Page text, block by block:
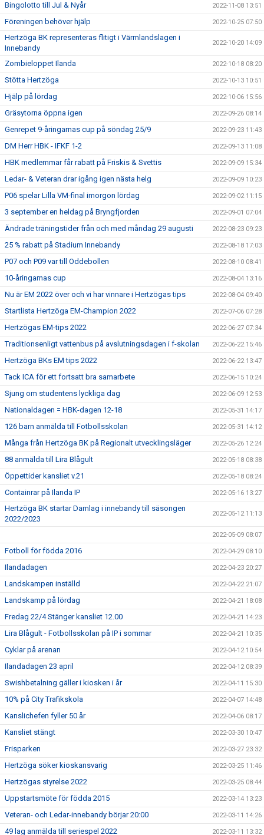
Bingolotto till Jul & Nyår 2022-11-08 13:51
Föreningen behöver hjälp 2022-10-25 07:50
Hertzöga BK representeras flitigt i Värmlandslagen i
Innebandy
2022-10-20 14:09
Zombieloppet Ilanda 2022-10-18 08:20
Stötta Hertzöga 2022-10-13 10:51
Hjälp på lördag 2022-10-06 15:56
Gräsytorna öppna igen 2022-09-26 08:14
Genrepet 9-åringarnas cup på söndag 25/9 2022-09-23 11:43
DM Herr HBK - IFKF 1-2 2022-09-13 11:08
HBK medlemmar får rabatt på Friskis & Svettis 2022-09-09 15:34
Ledar- & Veteran drar igång igen nästa helg 2022-09-09 10:23
P06 spelar Lilla VM-final imorgon lördag 2022-09-02 11:15
3 september en heldag på Bryngfjorden 2022-09-01 07:04
Ändrade träningstider från och med måndag 29 augusti 2022-08-23 09:23
25 % rabatt på Stadium Innebandy 2022-08-18 17:03
P07 och P09 var till Oddebollen 2022-08-10 08:41
10-åringarnas cup 2022-08-04 13:16
Nu är EM 2022 över och vi har vinnare i Hertzögas tips 2022-08-04 09:40
Startlista Hertzöga EM-Champion 2022 2022-07-06 07:28
Hertzögas EM-tips 2022 2022-06-27 07:34
Traditionsenligt vattenbus på avslutningsdagen i f-skolan 2022-06-22 15:46
Hertzöga BKs EM tips 2022 2022-06-22 13:47
Tack ICA för ett fortsatt bra samarbete 2022-06-15 10:24
Sjung om studentens lyckliga dag 2022-06-09 12:53
Nationaldagen = HBK-dagen 12-18 2022-05-31 14:17
126 barn anmälda till Fotbollsskolan 2022-05-31 14:12
Många från Hertzöga BK på Regionalt utvecklingsläger 2022-05-26 12:24
88 anmälda till Lira Blågult 2022-05-18 08:38
Öppettider kansliet v.21 2022-05-18 08:24
Containrar på Ilanda IP 2022-05-16 13:27
Hertzöga BK startar Damlag i innebandy till säsongen
2022/2023
2022-05-12 11:13
2022-05-09 08:07
Fotboll för födda 2016 2022-04-29 08:10
Ilandadagen 2022-04-23 20:27
Landskampen inställd 2022-04-22 21:07
Landskamp på lördag 2022-04-21 18:08
Fredag 22/4 Stänger kansliet 12.00 2022-04-21 14:23
Lira Blågult - Fotbollsskolan på IP i sommar 2022-04-21 10:35
Cyklar på arenan 2022-04-12 10:54
Ilandadagen 23 april 2022-04-12 08:39
Swishbetalning gäller i kiosken i år 2022-04-11 15:30
10% på City Trafikskola 2022-04-07 14:48
Kanslichefen fyller 50 år 2022-04-06 08:17
Kansliet stängt 2022-03-30 10:47
Frisparken 2022-03-27 23:32
Hertzöga söker kioskansvarig 2022-03-25 11:46
Hertzögas styrelse 2022 2022-03-25 08:44
Uppstartsmöte för födda 2015 2022-03-14 13:23
Veteran- och Ledar-innebandy börjar 20:00 2022-03-11 14:26
49 lag anmälda till seriespel 2022 2022-03-11 13:32